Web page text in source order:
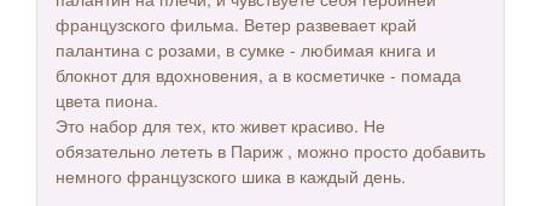
французского фильма. Ветер развевает край
палантина с розами, в сумке - любимая книга и
блокнот для вдохновения, а в косметичке - помада
цвета пиона.
Это набор для тех, кто живет красиво. Не
обязательно лететь в Париж , можно просто добавить
немного французского шика в каждый день.